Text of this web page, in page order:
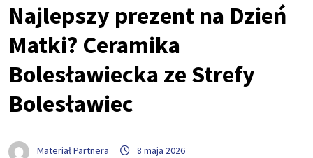
Najlepszy prezent na Dzień
Matki? Ceramika
Bolesławiecka ze Strefy
Bolesławiec
Materiał Partnera 8 maja 2026